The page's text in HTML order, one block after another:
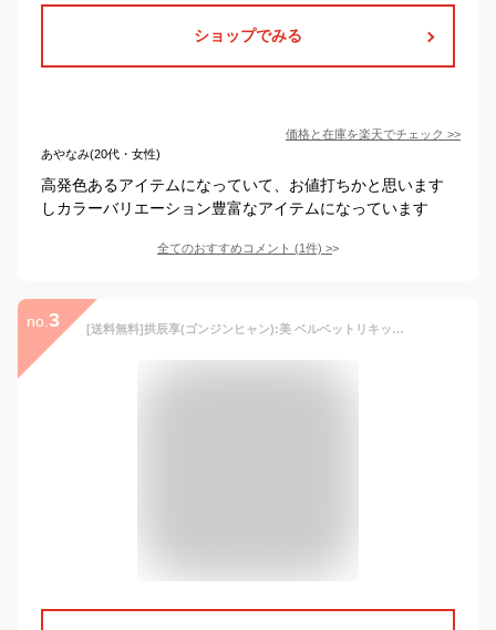
ショップでみる
価格と在庫を楽天でチェック >>
あやなみ(20代・女性)
高発色あるアイテムになっていて、お値打ちかと思います
しカラーバリエーション豊富なアイテムになっています
全てのおすすめコメント (1件) >
no. 3 [送料無料]拱辰享(ゴンジンヒャン):美 ベルベットリキッドリップルージュ 6g【THE HISTORY OF 后】【ドフー】【韓国コスメ】全3カラー展開/選べる